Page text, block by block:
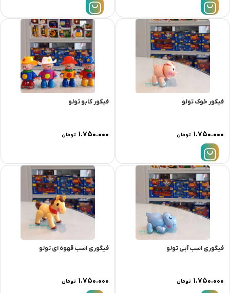
فیگور خوک تولو
۱.۷۵۰.۰۰۰ تومان
فیگور کابو تولو
۱.۷۵۰.۰۰۰ تومان
فیگوری اسب آبی تولو
۱.۷۵۰.۰۰۰ تومان
فیگوری اسب قهوه ای تولو
۱.۷۵۰.۰۰۰ تومان